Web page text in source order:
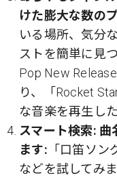
けた膨大な数の
いる場所、気分
ストを簡単に見
Pop New
り、「Rocket
な音楽を再生し
スマート検索: 曲
ます: 「口笛ソン
などを試してみ